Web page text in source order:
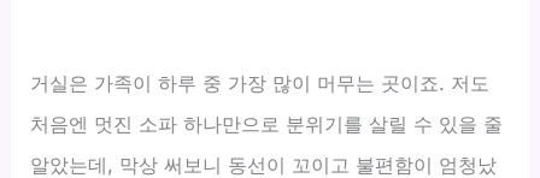
거실은 가족이 하루 중 가장 많이 머무는 곳이죠. 저도
처음엔 멋진 소파 하나만으로 분위기를 살릴 수 있을 줄
알았는데, 막상 써보니 동선이 꼬이고 불편함이 엄청났